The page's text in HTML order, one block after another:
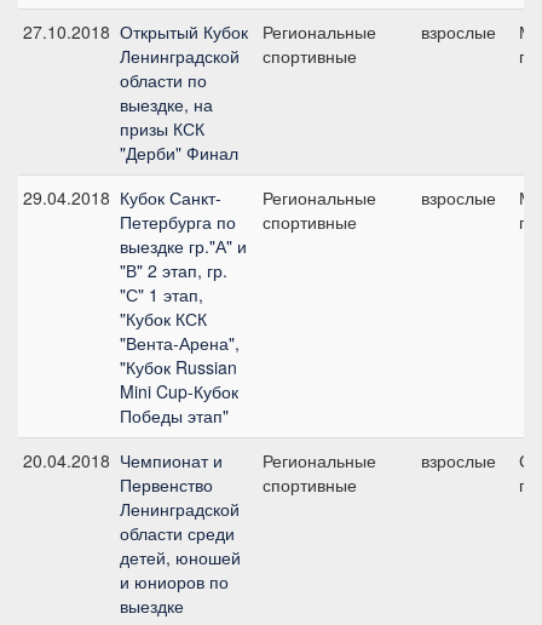
27.10.2018 Открытый Кубок
Ленинградской
области по
выездке, на
призы КСК
"Дерби" Финал
Региональные
спортивные
взрослые
29.04.2018 Кубок Санкт-
Петербурга по
выездке гр."А" и
"В" 2 этап, гр.
"С" 1 этап,
"Кубок КСК
"Вента-Арена",
"Кубок Russian
Mini Cup-Кубок
Победы этап"
Региональные
спортивные
взрослые
20.04.2018 Чемпионат и
Первенство
Ленинградской
области среди
детей, юношей
и юниоров по
выездке
Региональные
спортивные
взрослые